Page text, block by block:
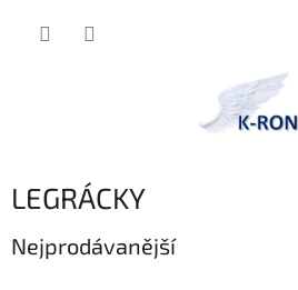
LEGRÁCKY
Nejprodávanější